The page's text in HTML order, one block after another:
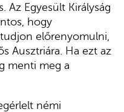
Az Egyesült Királyság
hogy
előrenyomulni,
Ausztriára. Ha ezt az
menti meg a
némi